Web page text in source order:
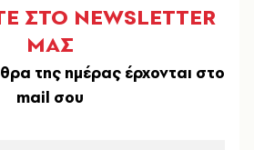
ΣΤΟ NEWSLETTER
ΜΑΣ
της ημέρας έρχονται στο
mail σου